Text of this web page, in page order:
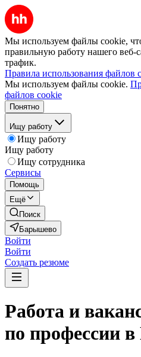
Мы используем файлы cookie,
правильную работу нашего веб-
трафик.
Правила использования файлов
Мы используем файлы cookie.
файлов cookie
Понятно
Ищу работу
Ищу работу
Ищу работу
Ищу сотрудника
Сервисы
Помощь
Ещё
Поиск
Барышево
Войти
Войти
Создать резюме
Работа и
по профессии